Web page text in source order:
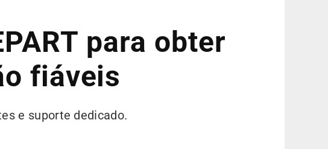
para obter
fiáveis
e suporte dedicado.